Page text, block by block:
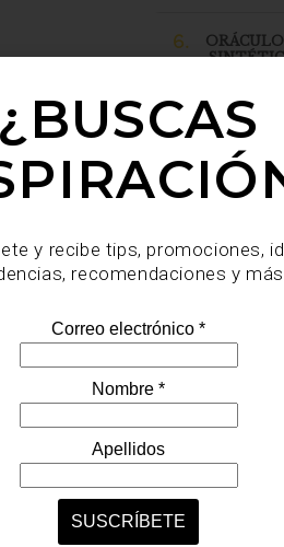
6.
¿BUSCAS
y recibe tips, promociones,
recomendaciones y